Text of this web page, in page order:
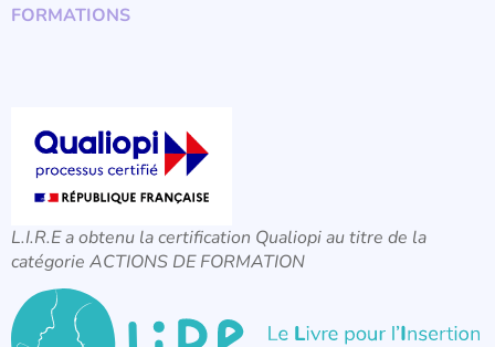
FORMATIONS
L.I.R.E a obtenu la certification Qualiopi au titre de la
catégorie ACTIONS DE FORMATION